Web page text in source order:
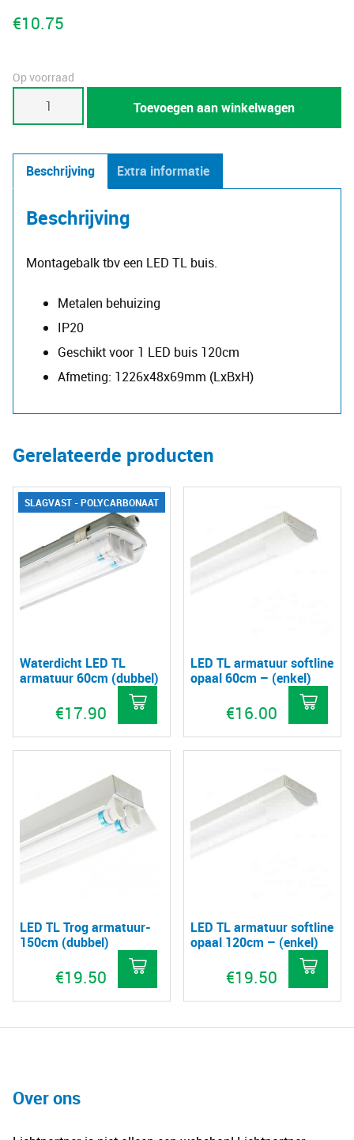
€10.75
Op voorraad
-
120cm
aantal
Toevoegen aan winkelwagen
Beschrijving Extra informatie
Beschrijving
Montagebalk tbv een LED TL buis.
Metalen behuizing
IP20
Geschikt voor 1 LED buis 120cm
Afmeting: 1226x48x69mm (LxBxH)
Gerelateerde producten
SLAGVAST - POLYCARBONAAT
Waterdicht LED TL
armatuur 60cm (dubbel)
€17.90
LED TL armatuur softline
opaal 60cm – (enkel)
€16.00
LED TL Trog armatuur-
150cm (dubbel)
€19.50
LED TL armatuur softline
opaal 120cm – (enkel)
€19.50
Over ons